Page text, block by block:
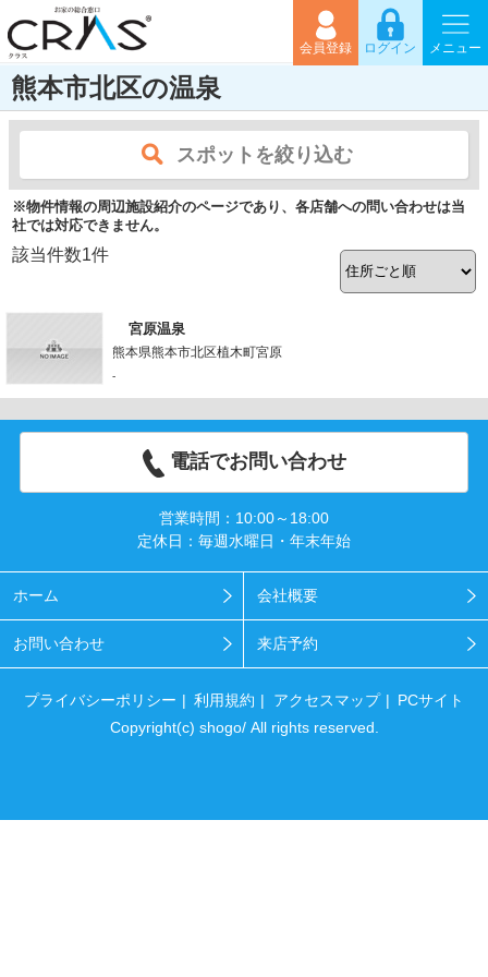
会員登録 ログイン メニュー
熊本市北区の温泉
スポットを絞り込む
※物件情報の周辺施設紹介のページであり、各店舗への問い合わせは当
社では対応できません。
該当件数1件
宮原温泉
熊本県熊本市北区植木町宮原
-
電話でお問い合わせ
営業時間：10:00～18:00
定休日：毎週水曜日・年末年始
ホーム 会社概要
お問い合わせ 来店予約
プライバシーポリシー 利用規約 アクセスマップ
PCサイト
Copyright(c) shogo/ All rights reserved.